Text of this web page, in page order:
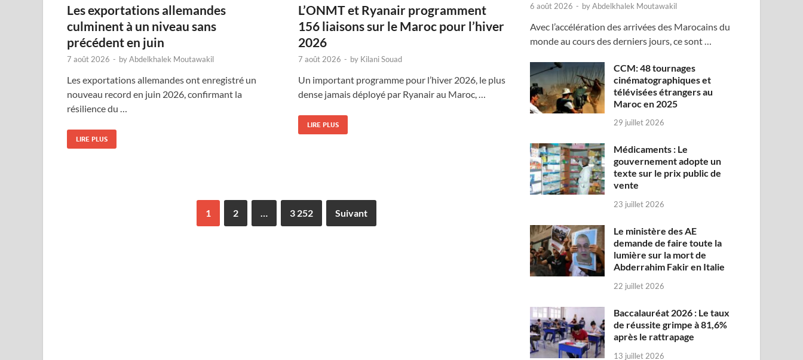
Les exportations allemandes
culminent à un niveau sans
précédent en juin
7 août 2026 - byAbdelkhalek Moutawakil
Les exportations allemandes ont enregistré un
nouveau record en juin 2026, confirmant la
résilience du …
LIRE PLUS
L’ONMT et Ryanair programment
156 liaisons sur le Maroc pour l’hiver
2026
7 août 2026 - by Kilani Souad
Un important programme pour l’hiver 2026, le plus
dense jamais déployé par Ryanair au Maroc, …
LIRE PLUS
1 2 … 3 252 Suivant
6 août 2026 - byAbdelkhalek Moutawakil
Avec l’accélération des arrivées des Marocains du
monde au cours des derniers jours, ce sont …
CCM: 48 tournages
cinématographiques et
télévisées étrangers au
Maroc en 2025
29 juillet 2026
Médicaments : Le
gouvernement adopte un
texte sur le prix public de
vente
23 juillet 2026
Le ministère des AE
demande de faire toute la
lumière sur la mort de
Abderrahim Fakir en Italie
22 juillet 2026
Baccalauréat 2026 : Le taux
de réussite grimpe à 81,6%
après le rattrapage
13 juillet 2026